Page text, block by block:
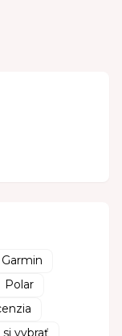
Garmin
Polar
si vybrať